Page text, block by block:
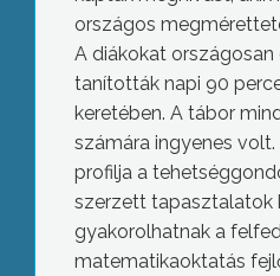
országos
A diákokat
tanították napi 90
keretében. A tábor
számára ingyenes volt.
profilja a
szerzett tapasztalatok
gyakorolhatnak a
matematikaoktatás